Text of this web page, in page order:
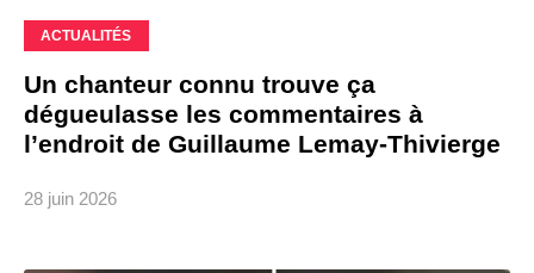
ACTUALITÉS
Un chanteur connu trouve ça
dégueulasse les commentaires à
l’endroit de Guillaume Lemay-Thivierge
28 juin 2026